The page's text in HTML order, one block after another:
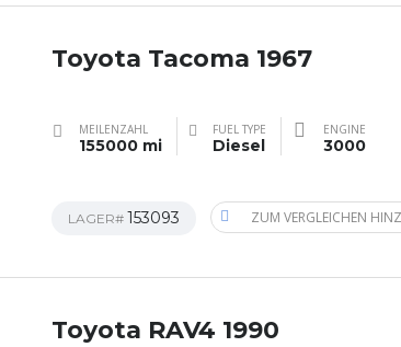
Toyota Tacoma 1967
MEILENZAHL
155000 mi
FUEL TYPE
Diesel
ENGINE
3000
LAGER# 153093 ZUM VERGLEICHEN
Toyota RAV4 1990